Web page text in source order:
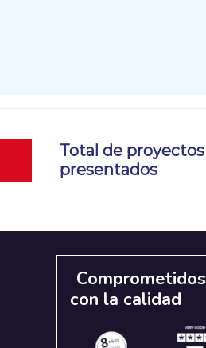
Total de proyectos
presentados
Comprometidos
con la calidad